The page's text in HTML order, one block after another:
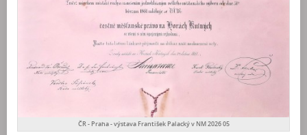
ČR - Praha - výstava František Palacký v NM 2026 05